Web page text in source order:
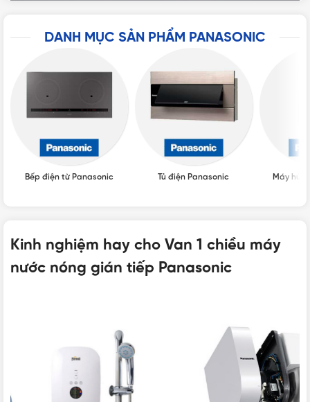
Thiết bị này hoạt động với hai nhiệm vụ song song và
Xem thêm các loại phụ kiện máy nước nóng chính hãng
tại đây
DANH MỤC SẢN PHẨM PANASONIC
Bếp điện từ Panasonic Tủ điện Panasonic Máy hút
Kinh nghiệm hay cho Van 1 chiều máy
nước nóng gián tiếp Panasonic